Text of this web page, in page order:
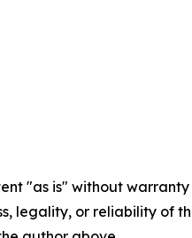
"as is" without
legality, or reliability of